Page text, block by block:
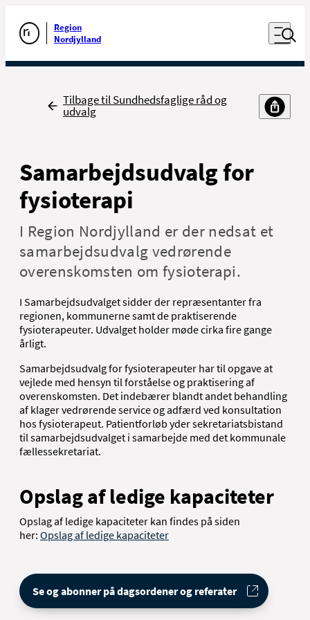
Gå til forsiden
Region
Nordjylland
Åben
Udfør søgning
Tilbage
Tilbage til Sundhedsfaglige råd og
udvalg
Samarbejdsudvalg for
fysioterapi
I Region Nordjylland er der nedsat et
samarbejdsudvalg vedrørende
overenskomsten om fysioterapi.
I Samarbejdsudvalget sidder der repræsentanter fra
regionen, kommunerne samt de praktiserende
fysioterapeuter. Udvalget holder møde cirka fire gange
årligt.
Samarbejdsudvalg for fysioterapeuter har til opgave at
vejlede med hensyn til forståelse og praktisering af
overenskomsten. Det indebærer blandt andet behandling
af klager vedrørende service og adfærd ved konsultation
hos fysioterapeut. Patientforløb yder sekretariatsbistand
til samarbejdsudvalget i samarbejde med det kommunale
fællessekretariat.
Opslag af ledige kapaciteter
Opslag af ledige kapaciteter kan findes på siden
her: Opslag af ledige kapaciteter
Se og abonner på dagsordener og referater